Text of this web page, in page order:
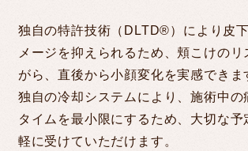
独自の特許技術（DLTD®）により皮
メージを抑えられるため、頬こけのリ
がら、直後から小顔変化を実感できま
独自の冷却システムにより、施術中の
タイムを最小限にするため、大切な予
軽に受けていただけます。